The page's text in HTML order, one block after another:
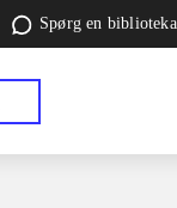
Spørg en